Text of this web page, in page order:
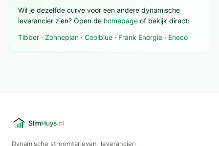
Wil je dezelfde curve voor een andere dynamische
leverancier zien? Open de homepage of bekijk direct:
Tibber · Zonneplan · Coolblue · Frank Energie · Eneco
Dynamische stroomtarieven, leverancier-